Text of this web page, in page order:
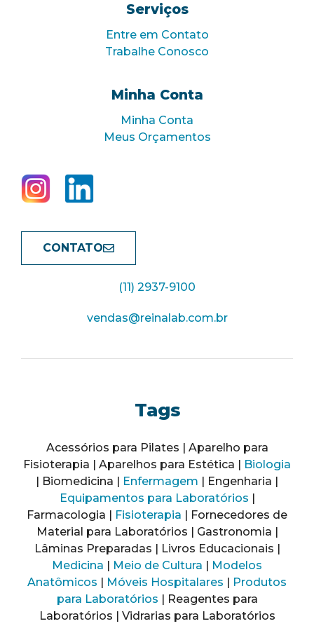
Serviços
Entre em Contato
Trabalhe Conosco
Minha Conta
Minha Conta
Meus Orçamentos
CONTATO
(11) 2937-9100
vendas@reinalab.com.br
Tags
Acessórios para Pilates | Aparelho para
Fisioterapia | Aparelhos para Estética |
Biologia
| Biomedicina |
Enfermagem | Engenharia |
Equipamentos para Laboratórios
Farmacologia |
Fisioterapia | Fornecedores de
Material para Laboratórios | Gastronomia |
Lâminas Preparadas | Livros Educacionais |
Medicina
Meio de Cultura
Modelos
Anatômicos
Móveis Hospitalares
Produtos
para Laboratórios | Reagentes para
Laboratórios | Vidrarias para Laboratórios